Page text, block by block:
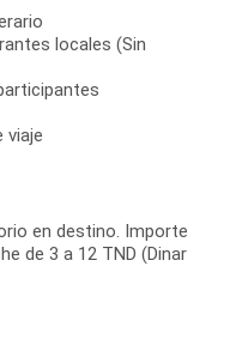
locales (Sin
viaje
en destino. Importe
de 3 a 12 TND (Dinar